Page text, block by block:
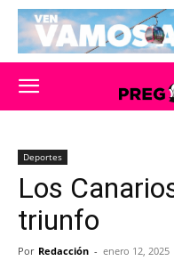
Deportes
Los
triunfo
Por Redacción - enero 12, 2025